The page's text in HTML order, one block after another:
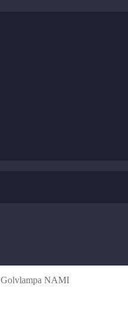
Golvlampa NAMI